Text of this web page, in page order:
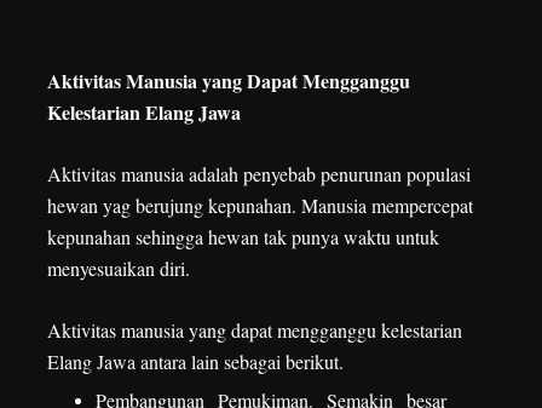
Aktivitas Manusia yang Dapat Mengganggu
Kelestarian Elang Jawa
Aktivitas manusia adalah penyebab penurunan populasi
hewan yag berujung kepunahan. Manusia mempercepat
kepunahan sehingga hewan tak punya waktu untuk
menyesuaikan diri.
Aktivitas manusia yang dapat mengganggu kelestarian
Elang Jawa antara lain sebagai berikut.
Pembangunan Pemukiman. Semakin besar